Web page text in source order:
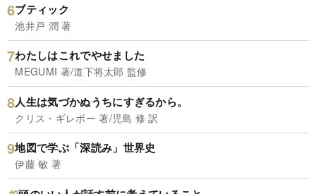
ブティック
池井戸 潤 著
わたしはこれでやせました
MEGUMI 著/道下将太郎 監修
人生は気づかぬうちにすぎるから。
クリス・ギレボー 著/児島 修 訳
地図で学ぶ「深読み」世界史
伊藤 敏 著